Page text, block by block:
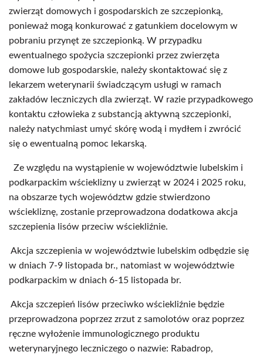
zwierząt domowych i gospodarskich ze szczepionką,
ponieważ mogą konkurować z gatunkiem docelowym w
pobraniu przynęt ze szczepionką. W przypadku
ewentualnego spożycia szczepionki przez zwierzęta
domowe lub gospodarskie, należy skontaktować się z
lekarzem weterynarii świadczącym usługi w ramach
zakładów leczniczych dla zwierząt. W razie przypadkowego
kontaktu człowieka z substancją aktywną szczepionki,
należy natychmiast umyć skórę wodą i mydłem i zwrócić
się o ewentualną pomoc lekarską.
Ze względu na wystąpienie w województwie lubelskim i
podkarpackim wścieklizny u zwierząt w 2024 i 2025 roku,
na obszarze tych województw gdzie stwierdzono
wściekliznę, zostanie przeprowadzona dodatkowa akcja
szczepienia lisów przeciw wściekliźnie.
Akcja szczepienia w województwie lubelskim odbędzie się
w dniach 7-9 listopada br., natomiast w województwie
podkarpackim w dniach 6-15 listopada br.
Akcja szczepień lisów przeciwko wściekliźnie będzie
przeprowadzona poprzez zrzut z samolotów oraz poprzez
ręczne wyłożenie immunologicznego produktu
weterynaryjnego leczniczego o nazwie: Rabadrop,